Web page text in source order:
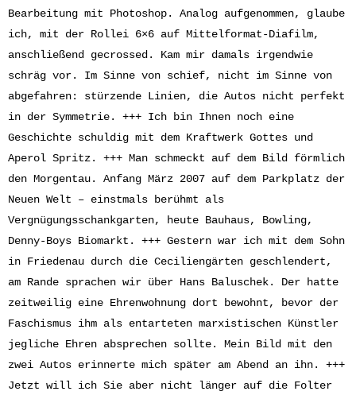
Bearbeitung mit Photoshop. Analog aufgenommen, glaube
ich, mit der Rollei 6×6 auf Mittelformat-Diafilm,
anschließend gecrossed. Kam mir damals irgendwie
schräg vor. Im Sinne von schief, nicht im Sinne von
abgefahren: stürzende Linien, die Autos nicht perfekt
in der Symmetrie. +++ Ich bin Ihnen noch eine
Geschichte schuldig mit dem Kraftwerk Gottes und
Aperol Spritz. +++ Man schmeckt auf dem Bild förmlich
den Morgentau. Anfang März 2007 auf dem Parkplatz der
Neuen Welt – einstmals berühmt als
Vergnügungsschankgarten, heute Bauhaus, Bowling,
Denny-Boys Biomarkt. +++ Gestern war ich mit dem Sohn
in Friedenau durch die Ceciliengärten geschlendert,
am Rande sprachen wir über Hans Baluschek. Der hatte
zeitweilig eine Ehrenwohnung dort bewohnt, bevor der
Faschismus ihm als entarteten marxistischen Künstler
jegliche Ehren absprechen sollte. Mein Bild mit den
zwei Autos erinnerte mich später am Abend an ihn. +++
Jetzt will ich Sie aber nicht länger auf die Folter